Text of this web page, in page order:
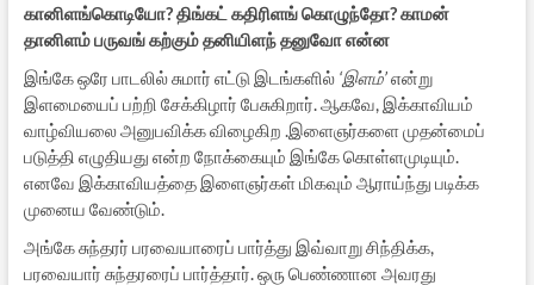
கானிளங்கொடியோ? திங்கட் கதிரிளங் கொழுந்தோ? காமன்
தானிளம் பருவங் கற்கும் தனியிளந் தனுவோ என்ன
இங்கே ஒரே பாடலில் சுமார் எட்டு இடங்களில்‘இளம்’என்று
இளமையைப் பற்றி சேக்கிழார் பேசுகிறார். ஆகவே, இக்காவியம்
வாழ்வியலை அனுபவிக்க விழைகிற .இளைஞர்களை முதன்மைப்
படுத்தி எழுதியது என்ற நோக்கையும் இங்கே கொள்ளமுடியும்.
எனவே இக்காவியத்தை இளைஞர்கள் மிகவும் ஆராய்ந்து படிக்க
முனைய வேண்டும்.
அங்கே சுந்தரர் பரவையாரைப் பார்த்து இவ்வாறு சிந்திக்க,
பரவையார் சுந்தரரைப் பார்த்தார். ஒரு பெண்ணான அவரது